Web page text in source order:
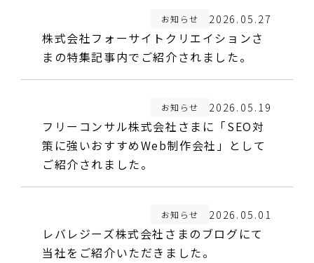
2026.05.27
お知らせ
株式会社フォーサイトクリエイションさ
まの特集記事内でご紹介されました。
2026.05.19
お知らせ
フリーコンサル株式会社さまに「SEO対
策に強いおすすめWeb制作会社」として
ご紹介されました。
2026.05.01
お知らせ
レバレジーズ株式会社さまのブログにて
当社をご紹介いただきました。